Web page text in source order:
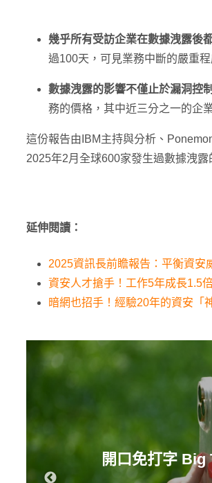
幾乎所有受訪企業在數據洩露後
過100天，可見業務中斷的嚴重
數據洩露的影響不僅止於漏洞控制
務的價格，其中近三分之一的企
這份報告由IBM主持與分析、
2025年2月全球600家發生過數據洩露
延伸閱讀：
2025資訊長前瞻報告：平衡資安
資安人才搶手！工作5年成長1.5
暗網也招手！經驗20年的資安「
開口免打字 Big